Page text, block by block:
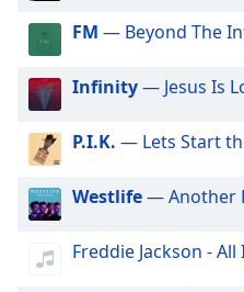
Picture-
in-
Picture
This
modal
window.
FM — Beyond The
Infinity— Jesus Is
P.I.K. — Lets Start
Westlife— Another
Freddie Jackson - All